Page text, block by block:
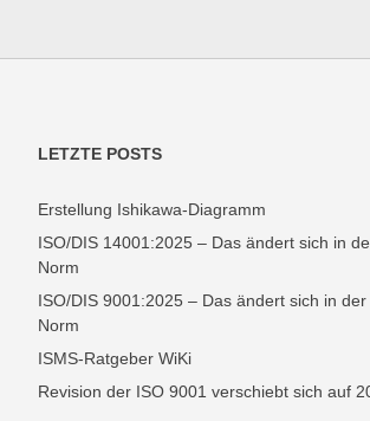
LETZTE POSTS
Erstellung Ishikawa-Diagramm
ISO/DIS 14001:2025 – Das ändert sich in
Norm
ISO/DIS 9001:2025 – Das ändert sich in
Norm
ISMS-Ratgeber WiKi
Revision der ISO 9001 verschiebt sich auf